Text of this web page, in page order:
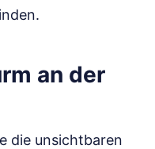
an der
die unsichtbaren